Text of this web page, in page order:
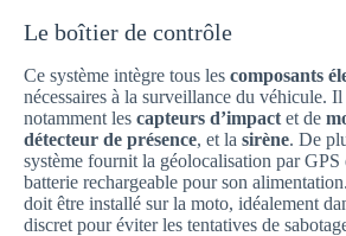
Le boîtier de contrôle
Ce système intègre tous les composants
nécessaires à la surveillance du véhicule.
notamment les capteurs d’impact et de
détecteur de présence, et la sirène. De
système fournit la géolocalisation par GPS
batterie rechargeable pour son
doit être installé sur la moto, idéalement
discret pour éviter les tentatives de